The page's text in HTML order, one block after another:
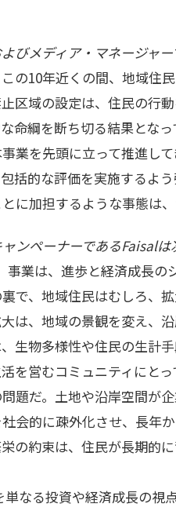
びメディア・マネージャ
の10年近くの間、地域住
区域の設定は、住民の行
命綱を断ち切る結果となっ
業を先頭に立って推進し
括的な評価を実施するよ
に加担するような事態は
ンペーナーであるFaisalは
業は、進歩と経済成長の
で、地域住民はむしろ、
は、地域の景観を変え、
生物多様性や住民の生計手
を営むコミュニティにと
題だ。土地や沿岸空間が
会的に疎外化させ、長年
の約束は、住民が長期的
なる投資や経済成長の